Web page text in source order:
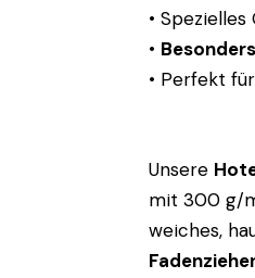
•
•
• Perfekt
Unsere
mit 300 g/
weiches,